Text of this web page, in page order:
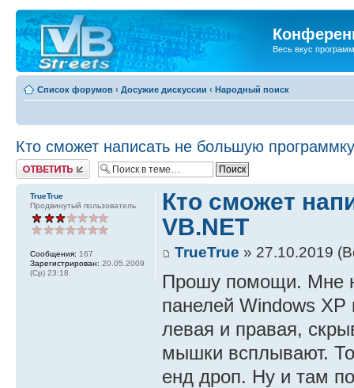
Весь вкус
Список форумов ‹ Досужие дискуссии ‹ Народный поиск
Кто сможет написать не большую
Ответить
TrueTrue
Продвинутый пользователь
Сообщения: 167
Зарегистрирован: 20.05.2009
(Ср) 23:18
Кто сможет
VB.NET
TrueTrue » 27.10.2019
Прошу помощи. Мне
панелей Windows XP
левая и правая,
мышки всплывают.
енд дроп. Ну и там